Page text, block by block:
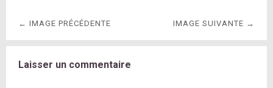
← IMAGE PRÉCÉDENTE IMAGE SUIVANTE →
Laisser un commentaire